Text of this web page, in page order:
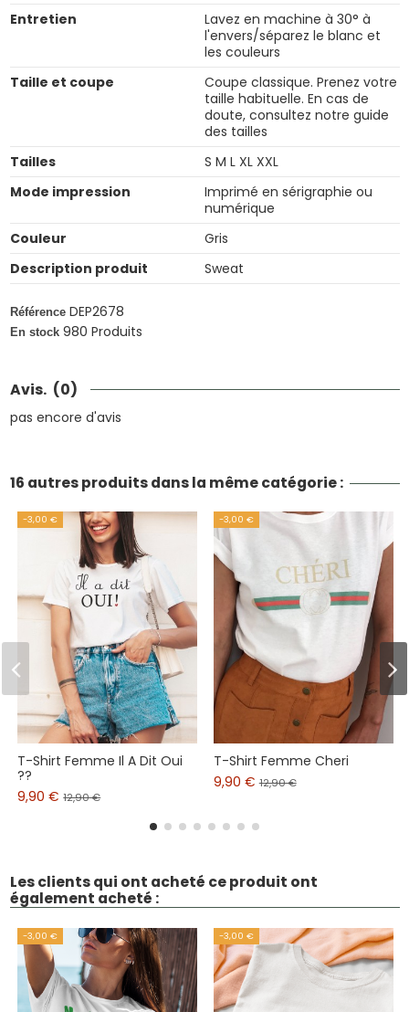
Entretien
Lavez en machine à 30° à
l'envers/séparez le blanc et
les couleurs
Taille et coupe
Coupe classique. Prenez votre
taille habituelle. En cas de
doute, consultez notre guide
des tailles
Tailles
S M L XL XXL
Mode impression
Imprimé en sérigraphie ou
numérique
Couleur
Gris
Description produit
Sweat
Référence DEP2678
En stock 980 Produits
Avis. (0)
pas encore d'avis
16 autres produits dans la même catégorie :
-3,00 €
T-Shirt Femme Il A Dit Oui
??
9,90 €12,90 €
-3,00 €
T-Shirt Femme Cheri
9,90 €12,90 €
Les clients qui ont acheté ce produit ont
également acheté :
-3,00 € -3,00 €